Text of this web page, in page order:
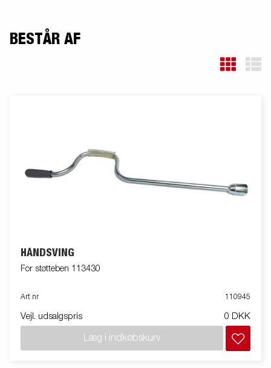
BESTÅR AF
HÅNDSVING
For støtteben 113430
Art nr 110945
Vejl. udsalgspris 0 DKK
Læg i indkøbskurv